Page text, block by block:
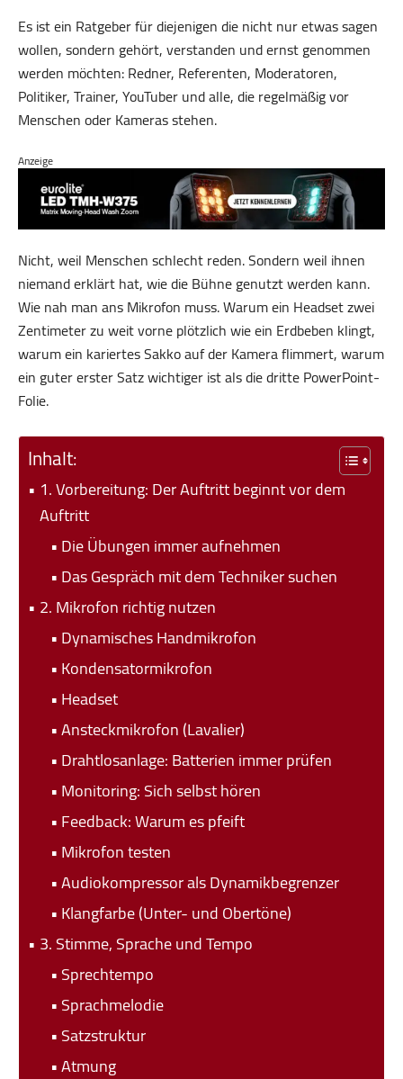
Es ist ein Ratgeber für diejenigen die nicht nur etwas sagen
wollen, sondern gehört, verstanden und ernst genommen
werden möchten: Redner, Referenten, Moderatoren,
Politiker, Trainer, YouTuber und alle, die regelmäßig vor
Menschen oder Kameras stehen.
Anzeige
Nicht, weil Menschen schlecht reden. Sondern weil ihnen
niemand erklärt hat, wie die Bühne genutzt werden kann.
Wie nah man ans Mikrofon muss. Warum ein Headset zwei
Zentimeter zu weit vorne plötzlich wie ein Erdbeben klingt,
warum ein kariertes Sakko auf der Kamera flimmert, warum
ein guter erster Satz wichtiger ist als die dritte PowerPoint-
Folie.
Inhalt:
1. Vorbereitung: Der Auftritt beginnt vor dem
Auftritt
Die Übungen immer aufnehmen
Das Gespräch mit dem Techniker suchen
2. Mikrofon richtig nutzen
Dynamisches Handmikrofon
Kondensatormikrofon
Headset
Ansteckmikrofon (Lavalier)
Drahtlosanlage: Batterien immer prüfen
Monitoring: Sich selbst hören
Feedback: Warum es pfeift
Mikrofon testen
Audiokompressor als Dynamikbegrenzer
Klangfarbe (Unter- und Obertöne)
3. Stimme, Sprache und Tempo
Sprechtempo
Sprachmelodie
Satzstruktur
Atmung